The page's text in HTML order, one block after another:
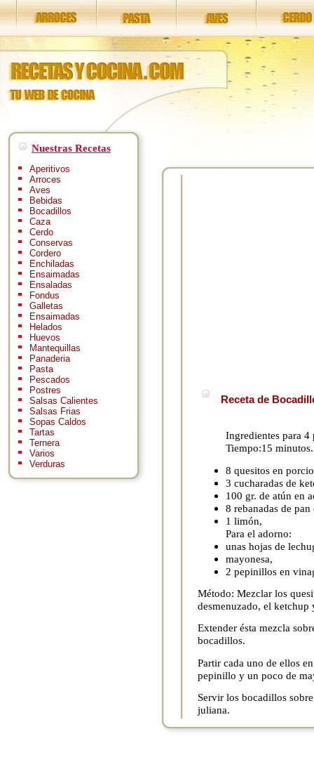
Nuestras Recetas
Aperitivos
Arroces
Aves
Bebidas
Bocadillos
Caza
Cerdo
Conservas
Cordero
Enchiladas
Ensaimadas
Ensaladas
Fondus
Galletas
Ensaimadas
Helados
Huevos
Mantequillas
Panaderia
Pasta
Pescados
Postres
Salsas Calientes
Salsas Frias
Sopas Caldos
Tartas
Ternera
Varios
Verduras
Receta de
Ingredientes para 4
Tiempo:15 minutos.
8 quesitos en
3 cucharadas de
100 gr. de atún en
8 rebanadas de
1 limón,
Para el adorno:
unas hojas de
mayonesa,
2 pepinillos en
Método: Mezclar los
desmenuzado, el
Extender ésta mezcla
bocadillos.
Partir cada uno de ellos
pepinillo y un poco de
Servir los bocadillos
juliana.